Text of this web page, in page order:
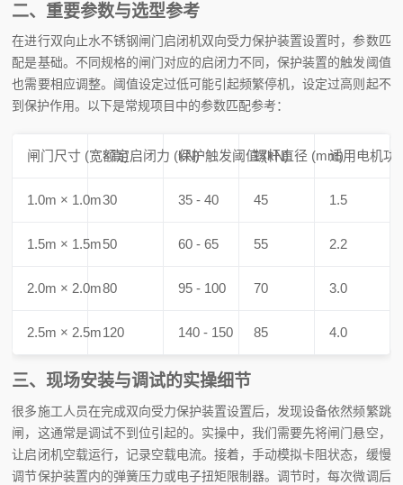
二、重要参数与选型参考
在进行双向止水不锈钢闸门启闭机双向受力保护装置设置时，参数匹
配是基础。不同规格的闸门对应的启闭力不同，保护装置的触发阈值
也需要相应调整。阈值设定过低可能引起频繁停机，设定过高则起不
到保护作用。以下是常规项目中的参数匹配参考：
闸门尺寸 (宽×高)额定启闭力 (kN)保护触发阈值 (kN)螺杆直径 (mm)适用电机功
1.0m × 1.0m30 35 - 40 45 1.5
1.5m × 1.5m50 60 - 65 55 2.2
2.0m × 2.0m80 95 - 100 70 3.0
2.5m × 2.5m120 140 - 150 85 4.0
三、现场安装与调试的实操细节
很多施工人员在完成双向受力保护装置设置后，发现设备依然频繁跳
闸，这通常是调试不到位引起的。实操中，我们需要先将闸门悬空，
让启闭机空载运行，记录空载电流。接着，手动模拟卡阻状态，缓慢
调节保护装置内的弹簧压力或电子扭矩限制器。调节时，每次微调后